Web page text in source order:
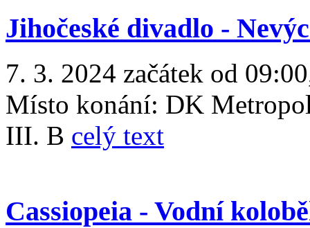
Jihočeské divadlo -
7. 3. 2024 začátek od
Místo konání: DK
III. B celý text
Cassiopeia - Vodní